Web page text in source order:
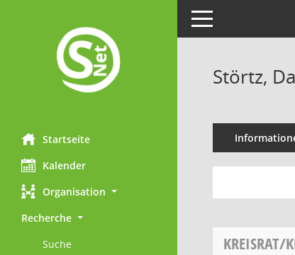
Startseite
Kalender
Organisation
Recherche
Suche
Toggle navigation
Störtz,
KREISRAT/